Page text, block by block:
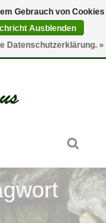
Gebrauch von Cookies
Ausblenden
Datenschutzerklärung. »